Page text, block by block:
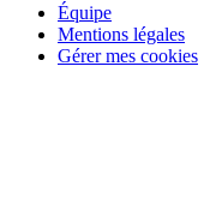
Équipe
Mentions légales
Gérer mes cookies